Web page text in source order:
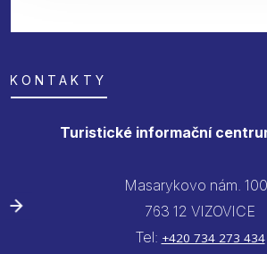
KONTAKTY
Turistické informační
Masarykovo nám.
763 12 VIZOVICE
Tel: +420 734 273 434